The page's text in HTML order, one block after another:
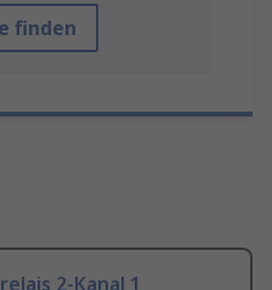
finden
2-Kanal 1